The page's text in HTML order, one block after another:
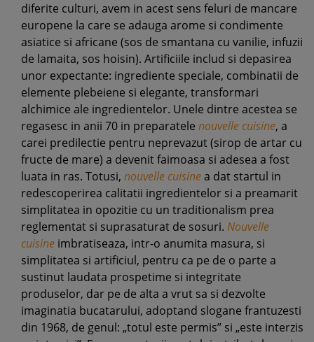
diferite culturi, avem in acest sens feluri de mancare
europene la care se adauga arome si condimente
asiatice si africane (sos de smantana cu vanilie, infuzii
de lamaita, sos hoisin). Artificiile includ si depasirea
unor expectante: ingrediente speciale, combinatii de
elemente plebeiene si elegante, transformari
alchimice ale ingredientelor. Unele dintre acestea se
regasesc in anii 70 in preparatele nouvelle cuisine, a
carei predilectie pentru neprevazut (sirop de artar cu
fructe de mare) a devenit faimoasa si adesea a fost
luata in ras. Totusi, nouvelle cuisinea dat startul in
redescoperirea calitatii ingredientelor si a preamarit
simplitatea in opozitie cu un traditionalism prea
reglementat si suprasaturat de sosuri. Nouvelle
cuisine imbratiseaza, intr-o anumita masura, si
simplitatea si artificiul, pentru ca pe de o parte a
sustinut laudata prospetime si integritate
produselor, dar pe de alta a vrut sa si dezvolte
imaginatia bucatarului, adoptand slogane frantuzesti
din 1968, de genul: „totul este permis” si „este interzis